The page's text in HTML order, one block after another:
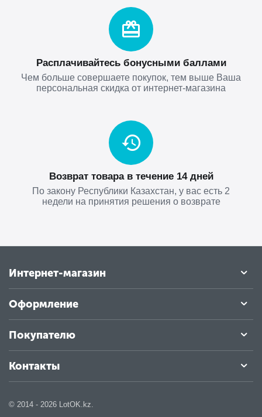
Расплачивайтесь бонусными баллами
Чем больше совершаете покупок, тем выше Ваша
персональная скидка от интернет-магазина
Возврат товара в течение 14 дней
По закону Республики Казахстан, у вас есть 2
недели на принятия решения о возврате
Интернет-магазин
Оформление
Покупателю
Контакты
© 2014 - 2026 LotOK.kz.